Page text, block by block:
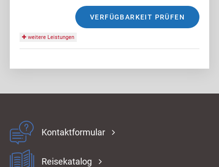
VERFÜGBARKEIT PRÜFEN
weitere Leistungen
Kontaktformular
Reisekatalog